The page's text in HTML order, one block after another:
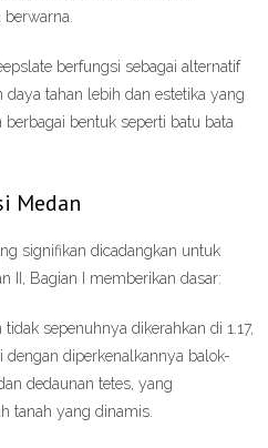
berwarna.
berfungsi sebagai alternatif
daya tahan lebih dan estetika yang
bentuk seperti batu bata
Medan
signifikan dicadangkan untuk
II, Bagian I memberikan dasar:
tidak sepenuhnya dikerahkan di 1.17,
diperkenalkannya balok-
dedaunan tetes, yang
tanah yang dinamis.